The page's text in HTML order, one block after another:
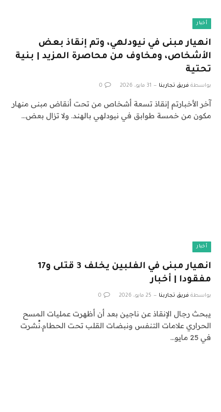
أخبار
انهيار مبنى في نيودلهي، وتم إنقاذ بعض
الأشخاص، ومخاوف من محاصرة المزيد | بنية
تحتية
بواسطة فريق تجاربنا 31 مايو، 2026 0
آخر الأخبارتم إنقاذ تسعة أشخاص من تحت أنقاض مبنى منهار
مكون من خمسة طوابق في نيودلهي بالهند. ولا تزال بعض…
أخبار
انهيار مبنى في الفلبين يخلف 3 قتلى و17
مفقودا | أخبار
بواسطة فريق تجاربنا 25 مايو، 2026 0
يبحث رجال الإنقاذ عن ناجين بعد أن أظهرت عمليات المسح
الحراري علامات التنفس ونبضات القلب تحت الحطام.نُشرت
في 25 مايو…